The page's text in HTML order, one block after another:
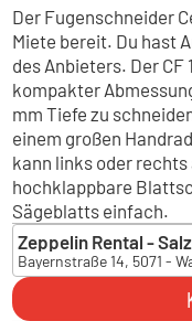
Der Fugenschneider
Miete bereit. Du hast
des Anbieters. Der
kompakter
mm Tiefe zu
einem großen
kann links oder
hochklappbare
Sägeblatts einfach.
Zeppelin Rental -
Bayernstraße 14, 5071 -
Zeppelin Rental -
Bayernstraße 14, 5071 -